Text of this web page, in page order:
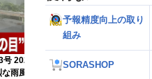
号 2026年】台風の目に入る直
雨風 最大瞬間風速42.2m/s観
【台
が沖
予報精度向上の取り
組み
SORASHOP